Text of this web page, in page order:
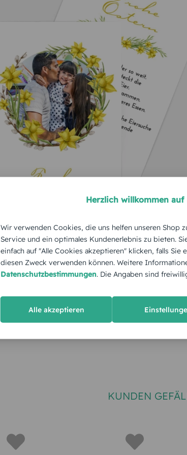
KUNDEN
Herzlich willkommen auf
Wir verwenden Cookies, die uns helfen unseren Shop
Service und ein optimales Kundenerlebnis zu bieten.
einfach auf "Alle Cookies akzeptieren" klicken, falls
diesen Zweck verwenden können. Weitere
Datenschutzbestimmungen. Die Angaben sind
Alle akzeptieren